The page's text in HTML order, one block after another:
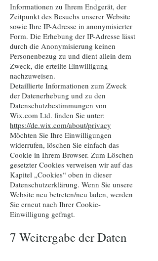
Informationen zu Ihrem Endgerät, der
Zeitpunkt des Besuchs unserer Website
sowie Ihre IP-Adresse in anonymisierter
Form. Die Erhebung der IP-Adresse lässt
durch die Anonymisierung keinen
Personenbezug zu und dient allein dem
Zweck, die erteilte Einwilligung
nachzuweisen.
Detaillierte Informationen zum Zweck
der Datenerhebung und zu den
Datenschutzbestimmungen von
Wix.com Ltd. finden Sie unter:
https://de.wix.com/about/privacy
Möchten Sie Ihre Einwilligungen
widerrufen, löschen Sie einfach das
Cookie in Ihrem Browser. Zum Löschen
gesetzter Cookies verweisen wir auf das
Kapitel „Cookies“ oben in dieser
Datenschutzerklärung. Wenn Sie unsere
Website neu betreten/neu laden, werden
Sie erneut nach Ihrer Cookie-
Einwilligung gefragt.
7 Weitergabe der Daten